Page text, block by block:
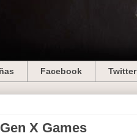
Facebook Twitter
X Games